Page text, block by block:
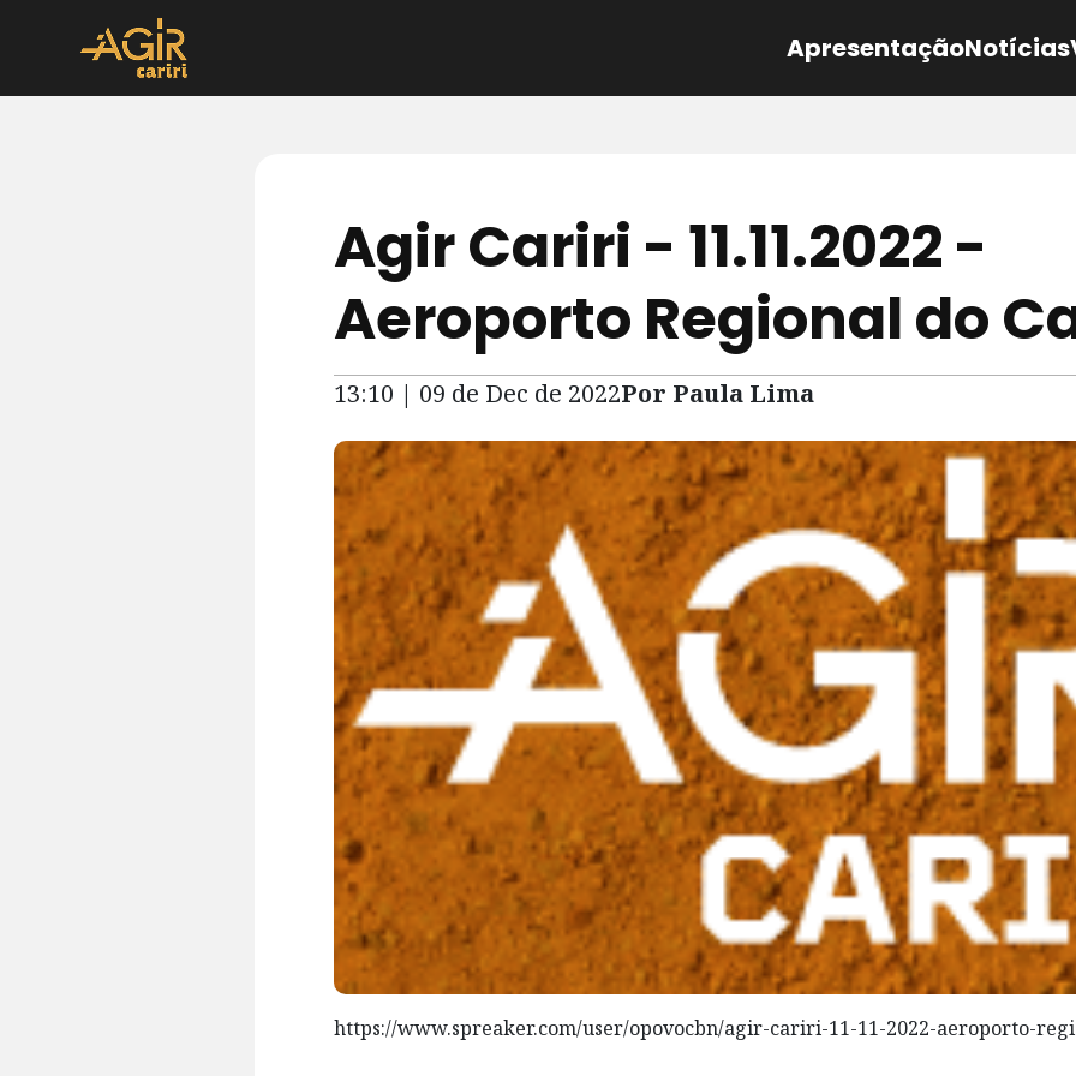
ApresentaçãoNotícias
Agir Cariri - 11.11.2022 -
Aeroporto Regional do
13:10 | 09 de Dec de 2022Por Paula Lima
https://www.spreaker.com/user/opovocbn/agir-cariri-11-11-2022-aeroporto-